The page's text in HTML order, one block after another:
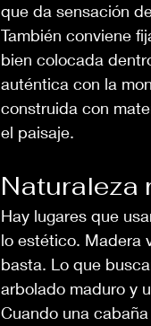
que da sensación
También conviene
bien colocada
auténtica con la
construida con
el paisaje.
Naturaleza
Hay lugares que
lo estético. Madera
basta. Lo que
arbolado maduro y
Cuando una